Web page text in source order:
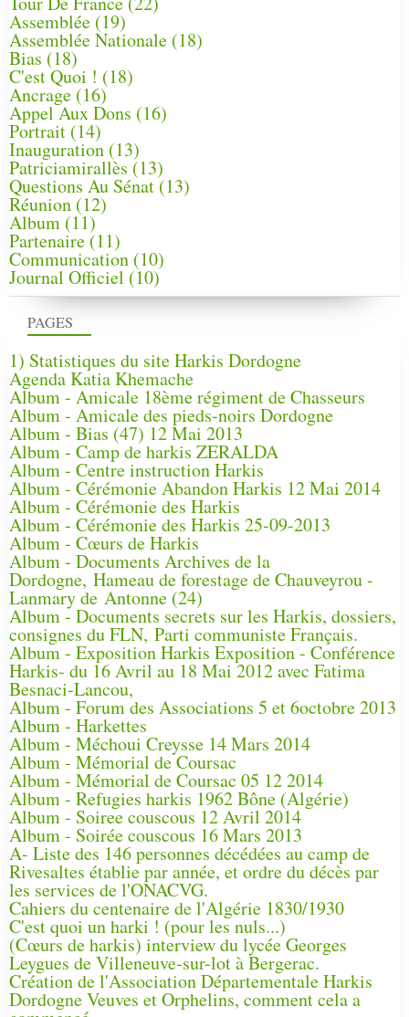
PAGES
1) Statistiques du site Harkis Dordogne
Agenda Katia Khemache
Album - Amicale 18ème régiment de Chasseurs
Album - Amicale des pieds-noirs Dordogne
Album - Bias (47) 12 Mai 2013
Album - Camp de harkis ZERALDA
Album - Centre instruction Harkis
Album - Cérémonie Abandon Harkis 12 Mai 2014
Album - Cérémonie des Harkis
Album - Cérémonie des Harkis 25-09-2013
Album - Cœurs de Harkis
Album - Documents Archives de la
Dordogne, Hameau de forestage de Chauveyrou -
Lanmary de Antonne (24)
Album - Documents secrets sur les Harkis, dossiers,
consignes du FLN, Parti communiste Français.
Album - Exposition Harkis Exposition - Conférence
Harkis- du 16 Avril au 18 Mai 2012 avec Fatima
Besnaci-Lancou,
Album - Forum des Associations 5 et 6octobre 2013
Album - Harkettes
Album - Méchoui Creysse 14 Mars 2014
Album - Mémorial de Coursac
Album - Mémorial de Coursac 05 12 2014
Album - Refugies harkis 1962 Bône (Algérie)
Album - Soiree couscous 12 Avril 2014
Album - Soirée couscous 16 Mars 2013
A- Liste des 146 personnes décédées au camp de
Rivesaltes établie par année, et ordre du décès par
les services de l'ONACVG.
Cahiers du centenaire de l'Algérie 1830/1930
C'est quoi un harki ! (pour les nuls...)
(Cœurs de harkis) interview du lycée Georges
Leygues de Villeneuve-sur-lot à Bergerac.
Création de l'Association Départementale Harkis
Dordogne Veuves et Orphelins, comment cela a
Assemblée (19)
Assemblée Nationale (18)
Bias (18)
C'est Quoi ! (18)
Ancrage (16)
Appel Aux Dons (16)
Portrait (14)
Inauguration (13)
Patriciamirallès (13)
Questions Au Sénat(13)
Réunion (12)
Album (11)
Partenaire(11)
Communication (10)
Journal Officiel (10)